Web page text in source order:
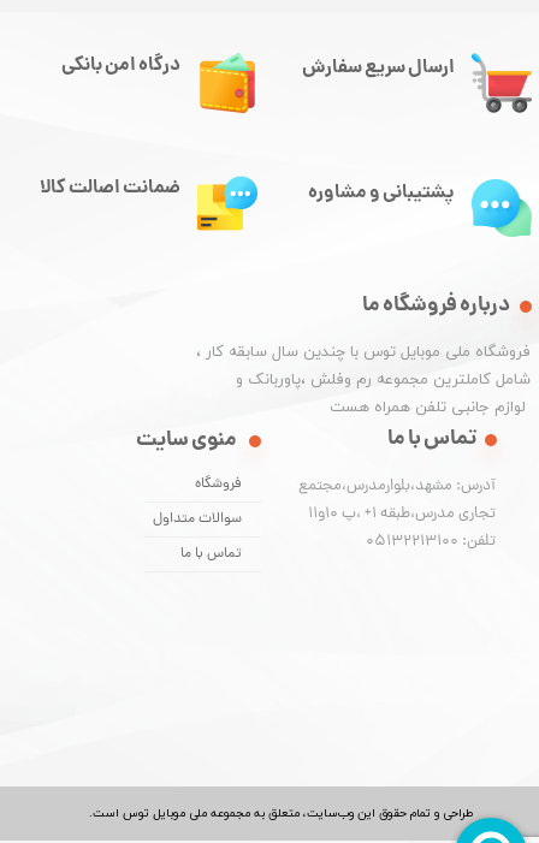
​طراحی و تمام حقوق اين وب‌سايت، متعلق به مجموعه ملی موبایل توس است.
ارسال سریع سفارش
درباره فروشگاه ما
​فروشگاه ملی موبایل توس با چندین سال سابقه کار ،
شامل کاملترین مجموعه رم وفلش ،پاوربانک و
​​​​​​​ لوازم جانبی تلفن همراه هست
منوی سایت
فروشگاه
سوالات متداول
تماس با ما
تماس با ما
آدرس: مشهد،بلوارمدرس،مجتمع
تجاری مدرس،طبقه 1+ ،پ 10و11
تلفن: 05132213100
درگاه امن بانکی
پشتیبانی و مشاوره ضمانت اصالت کالا